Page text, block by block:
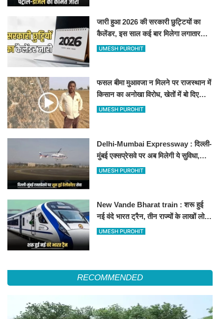
जारी हुआ 2026 की सरकारी छुट्टियों का
कैलेंडर, इस साल कई बार मिलेगा लगातार
अवकाश, देखें
UMESH PUROHIT
फसल बीमा मुआवजा न मिलने पर राजस्थान में
किसान का अनोखा विरोध, खेतों में बो दिए
500-500 रुपए के नोट, वीडियो वायरल
UMESH PUROHIT
Delhi-Mumbai Expressway : दिल्ली-
मुंबई एक्सप्रेसवे पर अब मिलेगी ये सुविधा,
हेलीकॉप्टर सर्विस से तुरंत घायल पहुंचेगा
UMESH PUROHIT
New Vande Bharat train : शरू हुई
नई वंदे भारत ट्रैन, तीन राज्यों के लाखों लोगों
का सफर होगा आसान, देखें पूरा रूटमैप
UMESH PUROHIT
RECOMMENDED